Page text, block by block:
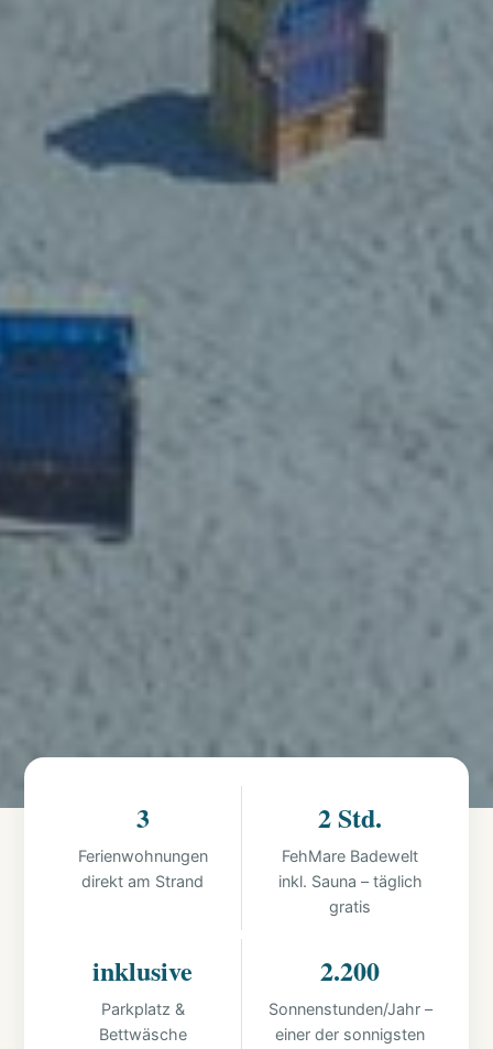
3
Ferienwohnungen
direkt am Strand
2 Std.
FehMare Badewelt
inkl. Sauna – täglich
gratis
inklusive
Parkplatz &
Bettwäsche
2.200
Sonnenstunden/Jahr –
einer der sonnigsten